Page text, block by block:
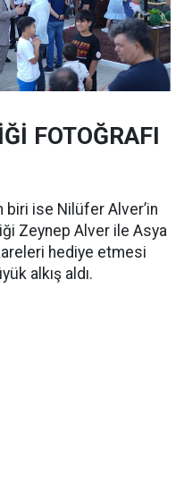
FOTOĞRAFI
biri ise Nilüfer Alver’in
Zeynep Alver ile Asya
hediye etmesi
alkış aldı.